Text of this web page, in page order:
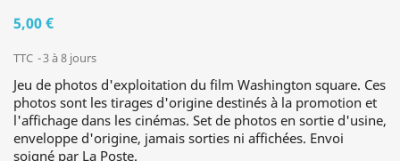
5,00 €
TTC 3 à 8 jours
Jeu de photos d'exploitation du film Washington square. Ces
photos sont les tirages d'origine destinés à la promotion et
l'affichage dans les cinémas. Set de photos en sortie d'usine,
enveloppe d'origine, jamais sorties ni affichées. Envoi
soigné par La Poste.